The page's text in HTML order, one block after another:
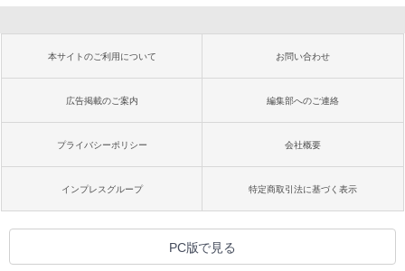
本サイトのご利用について お問い合わせ
広告掲載のご案内 編集部へのご連絡
プライバシーポリシー 会社概要
インプレスグループ 特定商取引法に基づく表示
PC版で見る